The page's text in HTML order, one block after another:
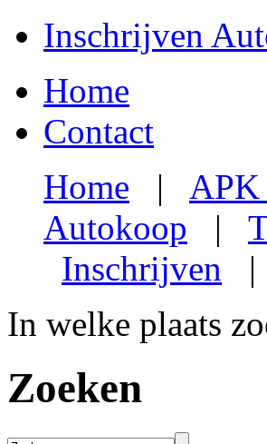
Inschrijven
Home
Contact
Home | APK
Autokoop |
Inschrijven |
In welke plaats
Zoeken